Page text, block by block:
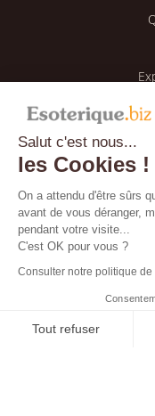
Salut c'est nous...
les Cookies !
On a attendu d'être sûrs
avant de vous déranger,
pendant votre visite...
C'est OK pour vous ?
Consulter notre politique
Tout refuser